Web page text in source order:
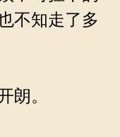
不知走了多
朗。